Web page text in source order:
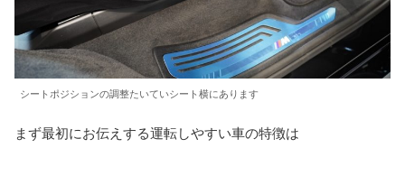
シートポジションの調整たいていシート横にあります
まず最初にお伝えする運転しやすい車の特徴は